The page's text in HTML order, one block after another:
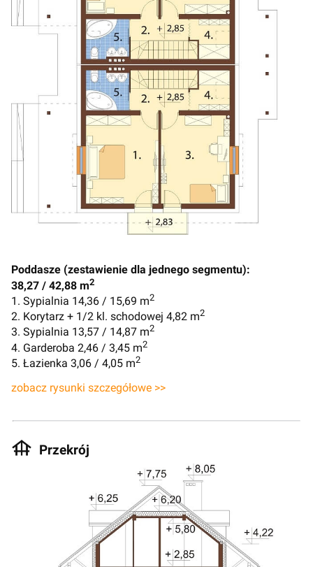
Poddasze (zestawienie dla jednego segmentu):
38,27 / 42,88 m2
1. Sypialnia 14,36 / 15,69 m2
2. Korytarz + 1/2 kl. schodowej 4,82 m2
3. Sypialnia 13,57 / 14,87 m2
4. Garderoba 2,46 / 3,45 m2
5. Łazienka 3,06 / 4,05 m2
zobacz rysunki szczegółowe >>
Przekrój